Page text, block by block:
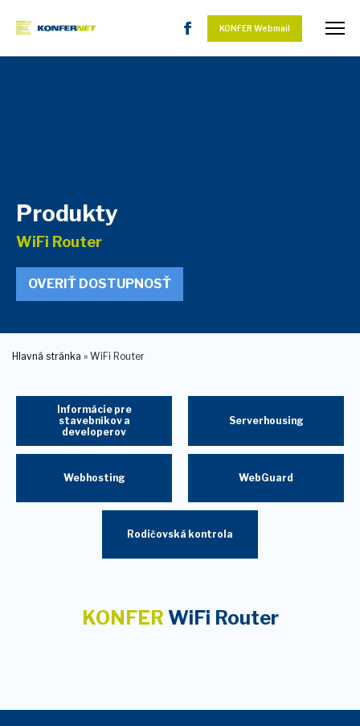
KONFER Webmail
Produkty
WiFi Router
OVERIŤ DOSTUPNOSŤ
Hlavná stránka » WiFi Router
Informácie pre
stavebníkov a
developerov
Serverhousing
Webhosting WebGuard
Rodičovská kontrola
KONFER WiFi Router